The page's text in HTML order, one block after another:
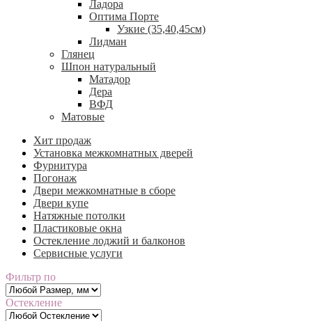
Ладора
Оптима Порте
Узкие (35,40,45см)
Лидман
Глянец
Шпон натуральный
Матадор
Дера
ВФД
Матовые
Хит продаж
Установка межкомнатных дверей
Фурнитура
Погонаж
Двери межкомнатные в сборе
Двери купе
Натяжные потолки
Пластиковые окна
Остекление лоджий и балконов
Сервисные услуги
Фильтр по
Остекление